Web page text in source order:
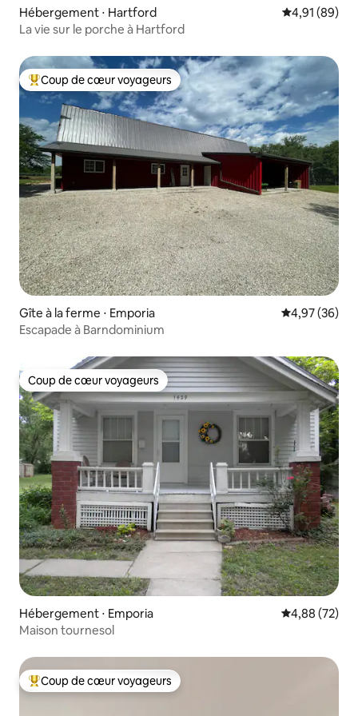
Hébergement ⋅ Hartford Évaluation
4,91 (89)
La vie sur le porche à Hartford
Coups de cœur voyageurs les plus appréciés
Coup de cœur voyageurs
Gîte à la ferme ⋅ Emporia Évaluation
4,97 (36)
Escapade à Barndominium
Coup de cœur voyageurs
Coup de cœur voyageurs
Hébergement ⋅ Emporia Évaluation
4,88 (72)
Maison tournesol
Coups de cœur voyageurs les plus appréciés
Coup de cœur voyageurs